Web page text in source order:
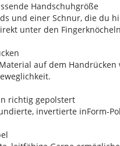
Handschuhgröße
und einer Schnur, die du
unter den
auf dem
richtig gepolstert
invertierte inForm-